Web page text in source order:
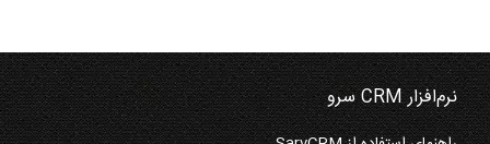
نرم‌افزار CRM سرو